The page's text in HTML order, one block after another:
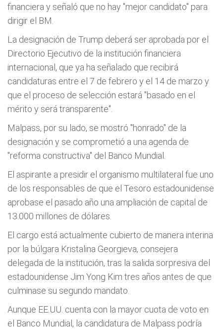
financiera y señaló que no hay "mejor candidato" para
dirigir el BM.
La designación de Trump deberá ser aprobada por el
Directorio Ejecutivo de la institución financiera
internacional, que ya ha señalado que recibirá
candidaturas entre el 7 de febrero y el 14 de marzo y
que el proceso de selección estará "basado en el
mérito y será transparente".
Malpass, por su lado, se mostró "honrado" de la
designación y se comprometió a una agenda de
"reforma constructiva" del Banco Mundial.
El aspirante a presidir el organismo multilateral fue uno
de los responsables de que el Tesoro estadounidense
aprobase el pasado año una ampliación de capital de
13.000 millones de dólares.
El cargo está actualmente cubierto de manera interina
por la búlgara Kristalina Georgieva, consejera
delegada de la institución, tras la salida sorpresiva del
estadounidense Jim Yong Kim tres años antes de que
culminase su segundo mandato.
Aunque EE.UU. cuenta con la mayor cuota de voto en
el Banco Mundial, la candidatura de Malpass podría